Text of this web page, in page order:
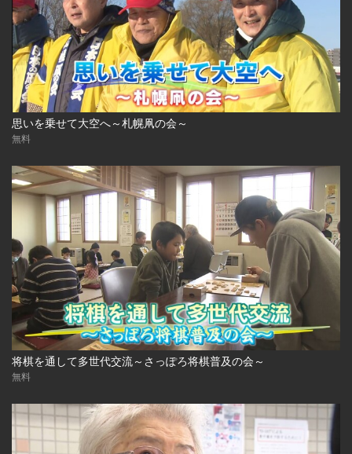
思いを乗せて大空へ～札幌凧の会～
無料
将棋を通して多世代交流～さっぽろ将棋普及の会～
無料